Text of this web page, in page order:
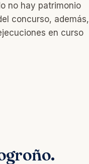
no hay patrimonio
concurso, además,
en curso